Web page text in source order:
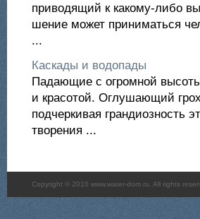
приводящий к какому-либо
шение может приниматься
...
Каскады и водопады
Падающие с огромной
и красотой. Оглушающий
подчеркивая грандиозность
творения ...
Copyright © 2010 www.water-dom.ru. All rights